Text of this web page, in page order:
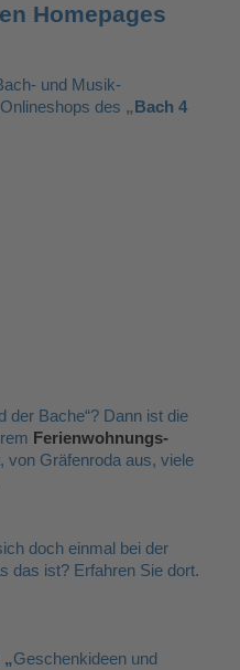
Homepages
und Musik-
des „Bach 4
der Bache“? Dann ist die
Ferienwohnungs-
von Gräfenroda aus, viele
doch einmal bei der
das ist? Erfahren Sie dort.
„Geschenkideen und